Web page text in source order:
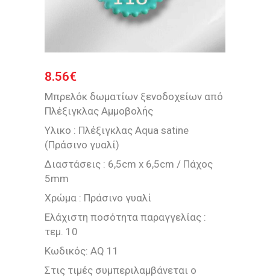
8.56€
Μπρελόκ δωματίων ξενοδοχείων από
Πλέξιγκλας Αμμοβολής
Υλικο : Πλέξιγκλας Aqua satine
(Πράσινο γυαλί)
Διαστάσεις : 6,5cm x 6,5cm / Πάχος
5mm
Χρώμα : Πράσινο γυαλί
Ελάχιστη ποσότητα παραγγελίας :
τεμ. 10
Κωδικός: AQ 11
Στις τιμές συμπεριλαμβάνεται ο